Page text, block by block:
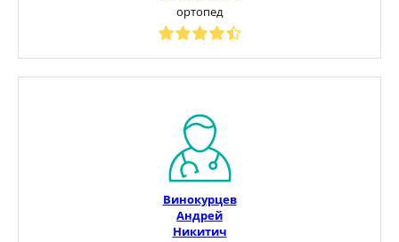
ортопед
Винокурцев
Андрей
Никитич